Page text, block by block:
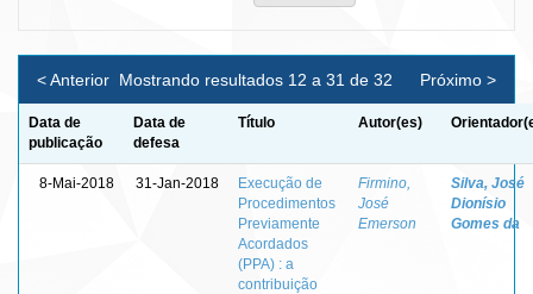
Mostrando resultados 12 a 31 de 32
< Anterior Próximo >
Data de
publicação
Data de
defesa
Título Autor(es)
8-Mai-2018 31-Jan-2018
Execução de
Procedimentos
Previamente
Acordados
(PPA) : a
contribuição
Firmino,
José
Emerson
Silva, José
Dionísio
Gomes da